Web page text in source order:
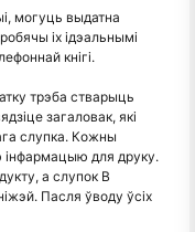
могуць выдатна
іх ідэальнымі
кнігі.
трэба стварыць
загаловак, які
слупка. Кожны
інфармацыю для друку.
а слупок B
Пасля ўводу ўсіх